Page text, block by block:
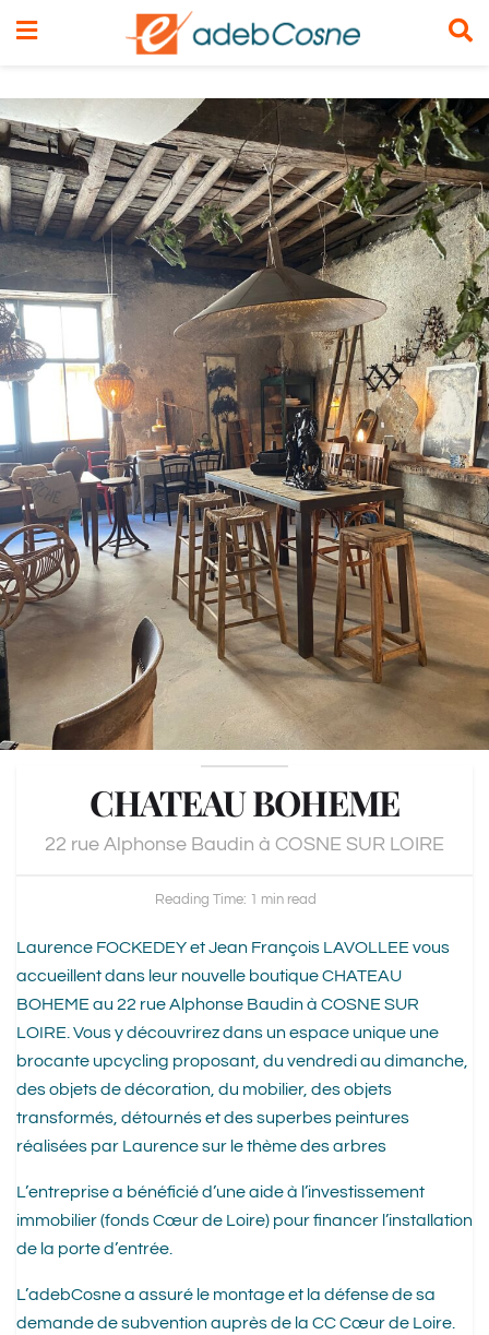
CHATEAU BOHEME
22 rue Alphonse Baudin à COSNE SUR LOIRE
Reading Time: 1 min read
Laurence FOCKEDEY et Jean François LAVOLLEE vous
accueillent dans leur nouvelle boutique CHATEAU
BOHEME au 22 rue Alphonse Baudin à COSNE SUR
LOIRE. Vous y découvrirez dans un espace unique une
brocante upcycling proposant, du vendredi au dimanche,
des objets de décoration, du mobilier, des objets
transformés, détournés et des superbes peintures
réalisées par Laurence sur le thème des arbres
L’entreprise a bénéficié d’une aide à l’investissement
immobilier (fonds Cœur de Loire) pour financer l’installation
de la porte d’entrée.
L’adebCosne a assuré le montage et la défense de sa
demande de subvention auprès de la CC Cœur de Loire.